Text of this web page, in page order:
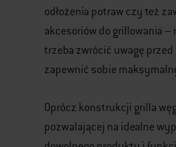
odłożenia potraw czy też
akcesoriów do grillowania –
trzeba zwrócić uwagę
zapewnić sobie
Oprócz konstrukcji grilla
pozwalającej na idealne